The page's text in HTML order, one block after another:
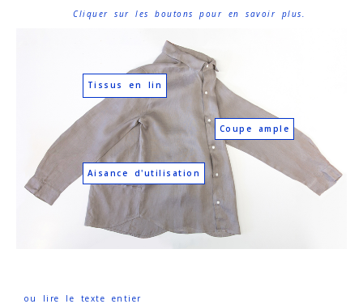
Cliquer sur les boutons pour en savoir plus.
Coupe ample
Aisance d'utilisation
Tissus en lin
ou lire le texte entier